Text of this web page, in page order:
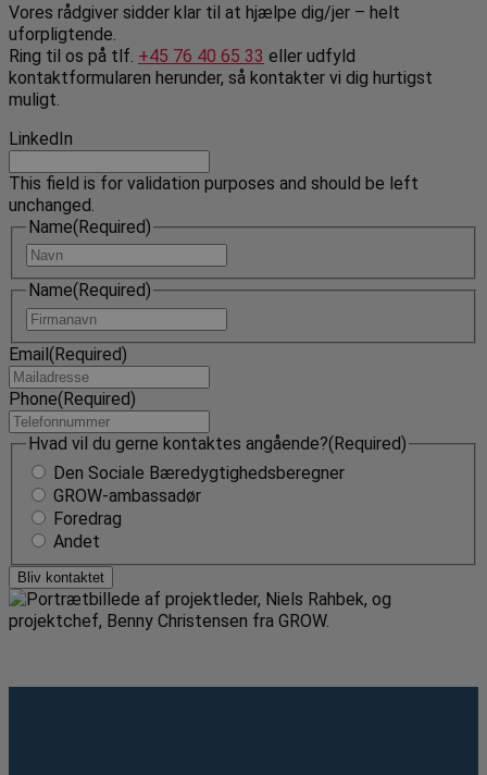
Vores rådgiver sidder klar til at hjælpe dig/jer – helt
uforpligtende.
Ring til os på tlf. +45 76 40 65 33 eller udfyld
kontaktformularen herunder, så kontakter vi dig hurtigst
muligt.
LinkedIn
This field is for validation purposes and should be left
unchanged.
Name(Required)
Name(Required)
Email(Required)
Phone(Required)
Hvad vil du gerne kontaktes angående?(Required)
Den Sociale Bæredygtighedsberegner
GROW-ambassadør
Foredrag
Andet
Bliv kontaktet